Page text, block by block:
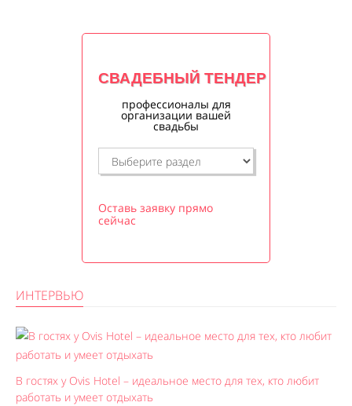
СВАДЕБНЫЙ ТЕНДЕР
профессионалы для
организации вашей
свадьбы
Оставь заявку прямо
сейчас
ИНТЕРВЬЮ
В гостях у Ovis Hotel – идеальное место для тех, кто любит
работать и умеет отдыхать